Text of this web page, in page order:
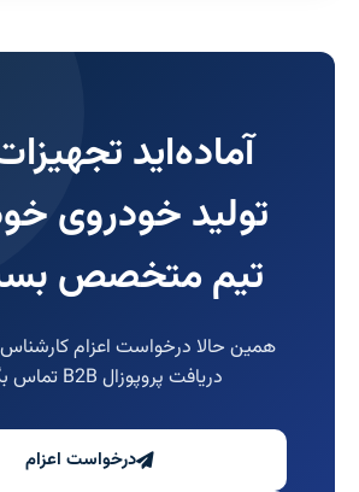
آماده‌اید
تولید خودروی
تیم متخصص
همین حالا درخواست اعزام کارشناس
دریافت پروپوزال B2B تماس بگیرید.
درخواست اعزام